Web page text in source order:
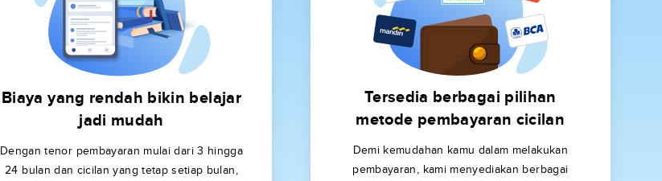
Biaya yang rendah bikin belajar
jadi mudah
Dengan tenor pembayaran mulai dari 3 hingga
24 bulan dan cicilan yang tetap setiap bulan,
Tersedia berbagai pilihan
metode pembayaran cicilan
Demi kemudahan kamu dalam melakukan
pembayaran, kami menyediakan berbagai